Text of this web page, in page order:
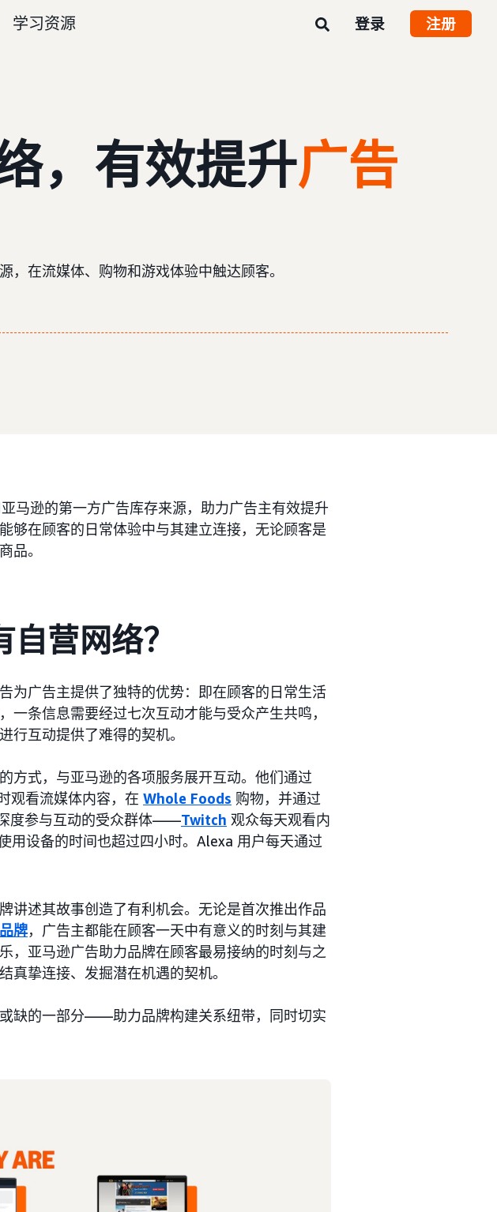
学习资源 登录 注册
，有效提升广告
在流媒体、购物和游戏体验中触达顾客。
马逊的第一方广告库存来源，助力广告主有效提升
够在顾客的日常体验中与其建立连接，无论顾客是
品。
营网络？
为广告主提供了独特的优势：即在顾客的日常生活
一条信息需要经过七次互动才能与受众产生共鸣，
行互动提供了难得的契机。
方式，与亚马逊的各项服务展开互动。他们通过
观看流媒体内容，在 Whole Foods 购物，并通过
度参与互动的受众群体——Twitch 观众每天观看内
用设备的时间也超过四小时。Alexa 用户每天通过
讲述其故事创造了有利机会。无论是首次推出作品
品牌，广告主都能在顾客一天中有意义的时刻与其建
，亚马逊广告助力品牌在顾客最易接纳的时刻与之
真挚连接、发掘潜在机遇的契机。
缺的一部分——助力品牌构建关系纽带，同时切实